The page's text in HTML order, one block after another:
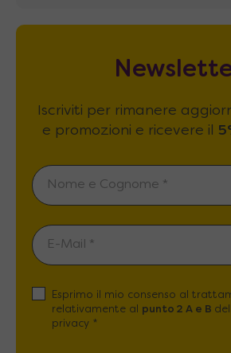
Iscriviti per rimanere
e promozioni e ricevere il
Esprimo il mio consenso al
relativamente al
punto 2 A e B
privacy *